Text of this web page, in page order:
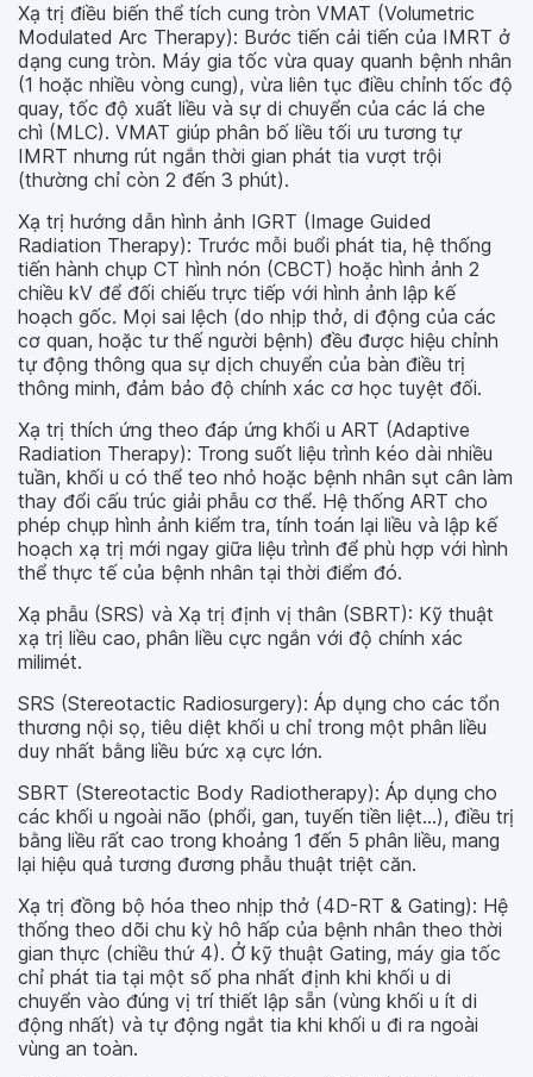
Xạ trị điều biến thể tích cung tròn VMAT (Volumetric
Modulated Arc Therapy): Bước tiến cải tiến của IMRT ở
dạng cung tròn. Máy gia tốc vừa quay quanh bệnh nhân
(1 hoặc nhiều vòng cung), vừa liên tục điều chỉnh tốc độ
quay, tốc độ xuất liều và sự di chuyển của các lá che
chì (MLC). VMAT giúp phân bố liều tối ưu tương tự
IMRT nhưng rút ngắn thời gian phát tia vượt trội
(thường chỉ còn 2 đến 3 phút).
Xạ trị hướng dẫn hình ảnh IGRT (Image Guided
Radiation Therapy): Trước mỗi buổi phát tia, hệ thống
tiến hành chụp CT hình nón (CBCT) hoặc hình ảnh 2
chiều kV để đối chiếu trực tiếp với hình ảnh lập kế
hoạch gốc. Mọi sai lệch (do nhịp thở, di động của các
cơ quan, hoặc tư thế người bệnh) đều được hiệu chỉnh
tự động thông qua sự dịch chuyển của bàn điều trị
thông minh, đảm bảo độ chính xác cơ học tuyệt đối.
Xạ trị thích ứng theo đáp ứng khối u ART (Adaptive
Radiation Therapy): Trong suốt liệu trình kéo dài nhiều
tuần, khối u có thể teo nhỏ hoặc bệnh nhân sụt cân làm
thay đổi cấu trúc giải phẫu cơ thể. Hệ thống ART cho
phép chụp hình ảnh kiểm tra, tính toán lại liều và lập kế
hoạch xạ trị mới ngay giữa liệu trình để phù hợp với hình
thể thực tế của bệnh nhân tại thời điểm đó.
Xạ phẫu (SRS) và Xạ trị định vị thân (SBRT): Kỹ thuật
xạ trị liều cao, phân liều cực ngắn với độ chính xác
milimét.
SRS (Stereotactic Radiosurgery): Áp dụng cho các tổn
thương nội sọ, tiêu diệt khối u chỉ trong một phân liều
duy nhất bằng liều bức xạ cực lớn.
SBRT (Stereotactic Body Radiotherapy): Áp dụng cho
các khối u ngoài não (phổi, gan, tuyến tiền liệt...), điều trị
bằng liều rất cao trong khoảng 1 đến 5 phân liều, mang
lại hiệu quả tương đương phẫu thuật triệt căn.
Xạ trị đồng bộ hóa theo nhịp thở (4D-RT & Gating): Hệ
thống theo dõi chu kỳ hô hấp của bệnh nhân theo thời
gian thực (chiều thứ 4). Ở kỹ thuật Gating, máy gia tốc
chỉ phát tia tại một số pha nhất định khi khối u di
chuyển vào đúng vị trí thiết lập sẵn (vùng khối u ít di
động nhất) và tự động ngắt tia khi khối u đi ra ngoài
vùng an toàn.